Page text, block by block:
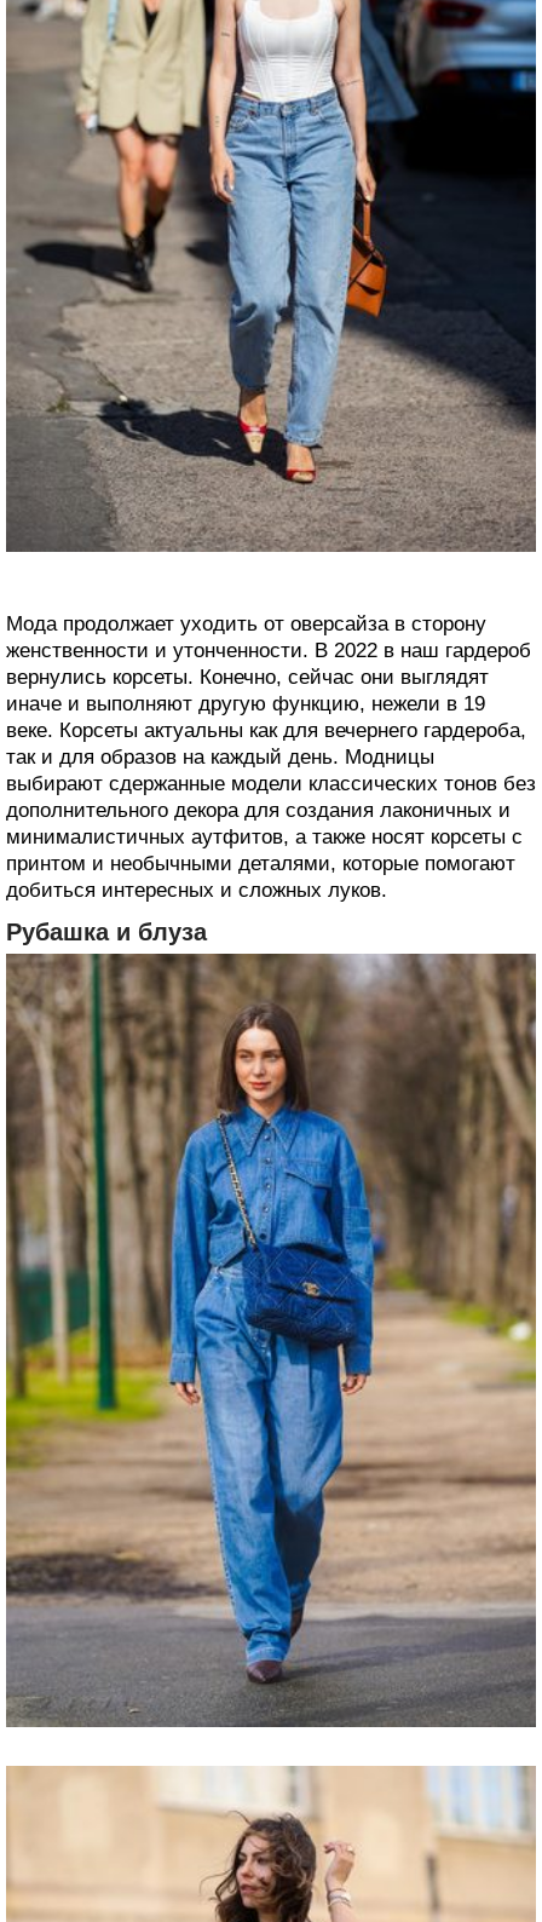
Мода продолжает уходить от оверсайза в сторону
женственности и утонченности. В 2022 в наш гардероб
вернулись корсеты. Конечно, сейчас они выглядят
иначе и выполняют другую функцию, нежели в 19
веке. Корсеты актуальны как для вечернего гардероба,
так и для образов на каждый день. Модницы
выбирают сдержанные модели классических тонов без
дополнительного декора для создания лаконичных и
минималистичных аутфитов, а также носят корсеты с
принтом и необычными деталями, которые помогают
добиться интересных и сложных луков.
Рубашка и блуза